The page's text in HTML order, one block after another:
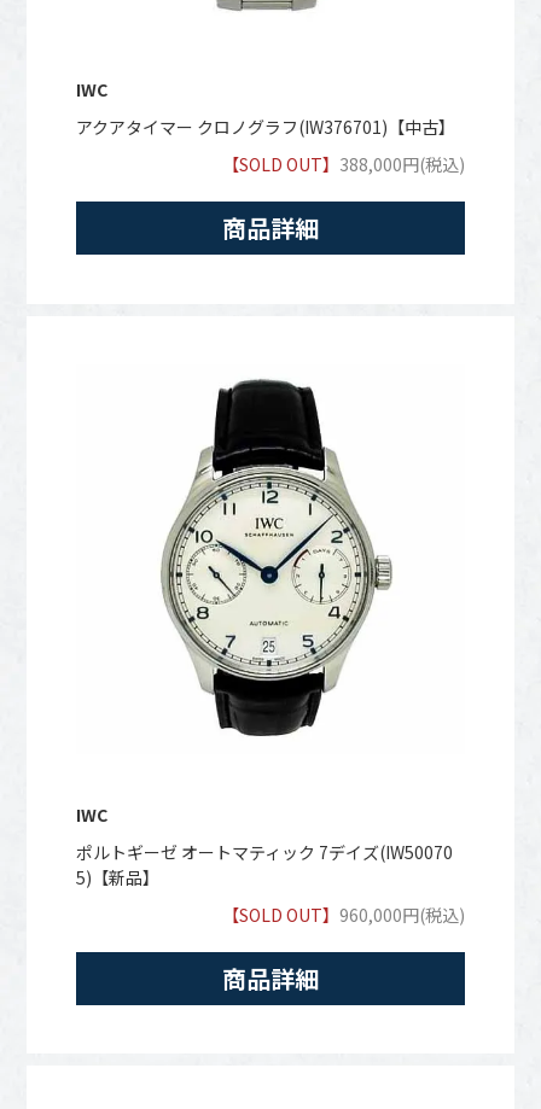
IWC
アクアタイマー クロノグラフ(IW376701)【中古】
【SOLD OUT】 388,000円(税込)
商品詳細
IWC
ポルトギーゼ オートマティック 7デイズ(IW50070
5)【新品】
【SOLD OUT】960,000円(税込)
商品詳細